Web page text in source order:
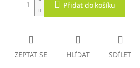
Přidat do košíku
ZEPTAT SE HLÍDAT SDÍLET